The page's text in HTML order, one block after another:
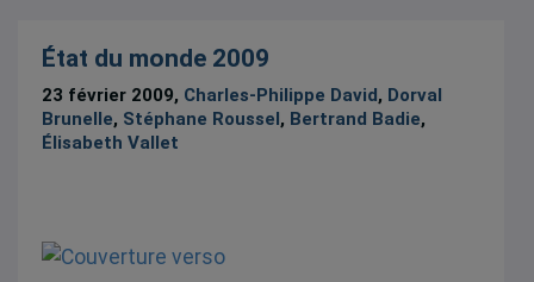
État du monde 2009
23 février 2009, Charles-Philippe David, Dorval
Brunelle, Stéphane Roussel, Bertrand Badie,
Élisabeth Vallet